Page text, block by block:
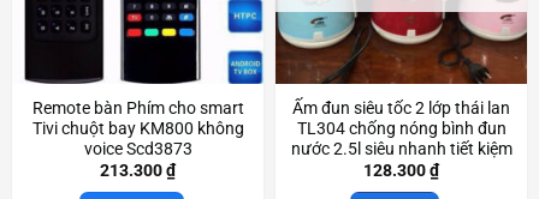
Remote bàn Phím cho smart
Tivi chuột bay KM800 không
voice Scd3873
213.300₫
Ấm đun siêu tốc 2 lớp thái lan
TL304 chống nóng bình đun
nước 2.5l siêu nhanh tiết kiệm
điện Scd3374
128.300₫